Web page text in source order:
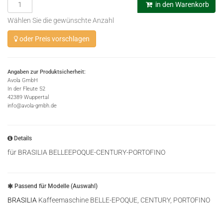
in den Warenkorb
Wählen Sie die gewünschte Anzahl
oder Preis vorschlagen
Angaben zur Produktsicherheit:
Avola GmbH
In der Fleute 52
42389 Wuppertal
info@avola-gmbh.de
Details
für BRASILIA BELLEEPOQUE-CENTURY-PORTOFINO
Passend für Modelle (Auswahl)
BRASILIA Kaffeemaschine BELLE-EPOQUE, CENTURY, PORTOFINO